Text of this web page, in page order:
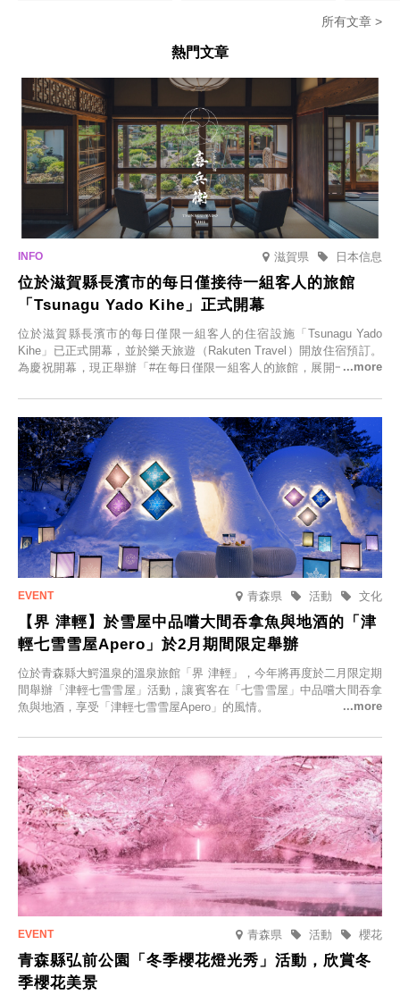
所有文章 >
熱門文章
滋賀県 日本信息
位於滋賀縣長濱市的每日僅接待一組客人的旅館
「Tsunagu Yado Kihe」正式開幕
位於滋賀縣長濱市的每日僅限一組客人的住宿設施「Tsunagu Yado
Kihe」已正式開幕，並於樂天旅遊（Rakuten Travel）開放住宿預訂。
為慶祝開幕，現正舉辦「#在每日僅限一組客人的旅館，展開一生一次
人的旅館，您才能在此與重要的人共度獨一無二的特別時光。
青森県 文化
活動
【界 津輕】於雪屋中品嚐大間吞拿魚與地酒的「津
輕七雪雪屋Apero」於2月期間限定舉辦
位於青森縣大鰐溫泉的溫泉旅館「界 津輕」，今年將再度於二月限定期
間舉辦「津輕七雪雪屋」活動，讓賓客在「七雪雪屋」中品嚐大間吞拿
魚與地酒，享受「津輕七雪雪屋Apero」的風情。
青森県 櫻花
活動
青森縣弘前公園「冬季櫻花燈光秀」活動，欣賞冬
季櫻花美景